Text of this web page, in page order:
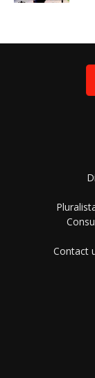
Contact